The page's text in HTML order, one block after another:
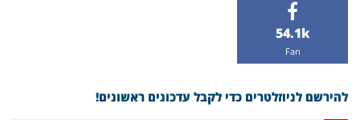
54.1k
Fan
להירשם לניוזלטרים כדי לקבל עדכונים ראשונים!